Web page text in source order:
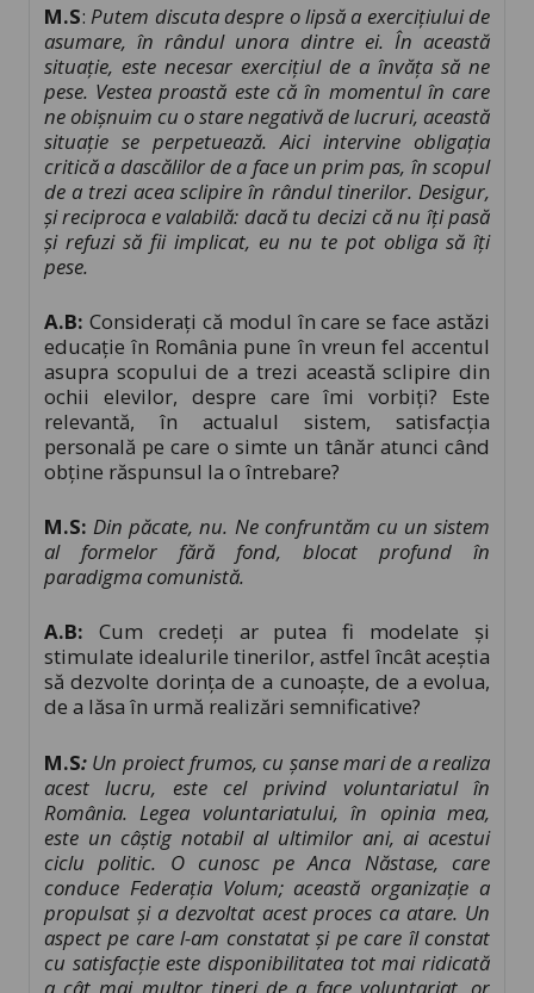
M.S:Putem discuta despre o lipsă a exercițiului de
asumare, în rândul unora dintre ei. În această
situație, este necesar exercițiul de a învăța să ne
pese. Vestea proastă este că în momentul în care
ne obișnuim cu o stare negativă de lucruri, această
situație se perpetuează. Aici intervine obligația
critică a dascălilor de a face un prim pas, în scopul
de a trezi acea sclipire în rândul tinerilor. Desigur,
și reciproca e valabilă: dacă tu decizi că nu îți pasă
și refuzi să fii implicat, eu nu te pot obliga să îți
pese.
A.B: Considerați că modul în care se face astăzi
educație în România pune în vreun fel accentul
asupra scopului de a trezi această sclipire din
ochii elevilor, despre care îmi vorbiți? Este
relevantă, în actualul sistem, satisfacţia
personală pe care o simte un tânăr atunci când
obţine răspunsul la o întrebare?
M.S: Din păcate, nu. Ne confruntăm cu un sistem
al formelor fără fond, blocat profund în
paradigma comunistă.
A.B: Cum credeți ar putea fi modelate și
stimulate idealurile tinerilor, astfel încât aceștia
să dezvolte dorința de a cunoaște, de a evolua,
de a lăsa în urmă realizări semnificative?
M.S: Un proiect frumos, cu șanse mari de a realiza
acest lucru, este cel privind voluntariatul în
România. Legea voluntariatului, în opinia mea,
este un câștig notabil al ultimilor ani, ai acestui
ciclu politic. O cunosc pe Anca Năstase, care
conduce Federația Volum; această organizație a
propulsat și a dezvoltat acest proces ca atare. Un
aspect pe care l-am constatat și pe care îl constat
cu satisfacție este disponibilitatea tot mai ridicată
a cât mai multor tineri de a face voluntariat, or